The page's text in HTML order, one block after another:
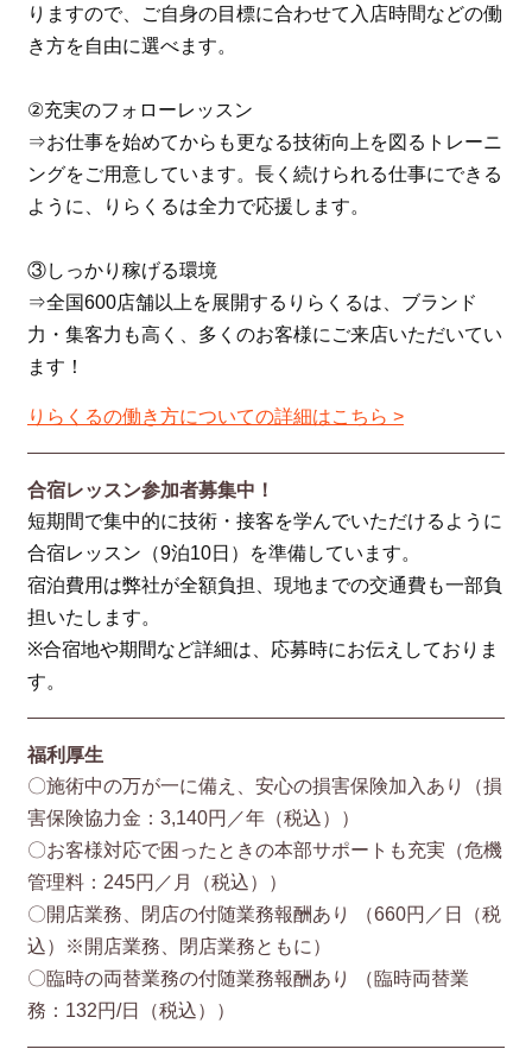
りますので、ご自身の目標に合わせて入店時間などの働
き方を自由に選べます。
②充実のフォローレッスン
⇒お仕事を始めてからも更なる技術向上を図るトレーニ
ングをご用意しています。長く続けられる仕事にできる
ように、りらくるは全力で応援します。
③しっかり稼げる環境
⇒全国600店舗以上を展開するりらくるは、ブランド
力・集客力も高く、多くのお客様にご来店いただいてい
ます！
りらくるの働き方についての詳細はこちら >
合宿レッスン参加者募集中！
短期間で集中的に技術・接客を学んでいただけるように
合宿レッスン（9泊10日）を準備しています。
宿泊費用は弊社が全額負担、現地までの交通費も一部負
担いたします。
※合宿地や期間など詳細は、応募時にお伝えしておりま
す。
福利厚生
〇施術中の万が一に備え、安心の損害保険加入あり（損
害保険協⼒⾦：3,140円／年（税込））
〇お客様対応で困ったときの本部サポートも充実（危機
管理料：245円／月（税込））
〇開店業務、閉店の付随業務報酬あり （660円／⽇（税
込）※開店業務、閉店業務ともに）
〇臨時の両替業務の付随業務報酬あり （臨時両替業
務：132円/⽇（税込））